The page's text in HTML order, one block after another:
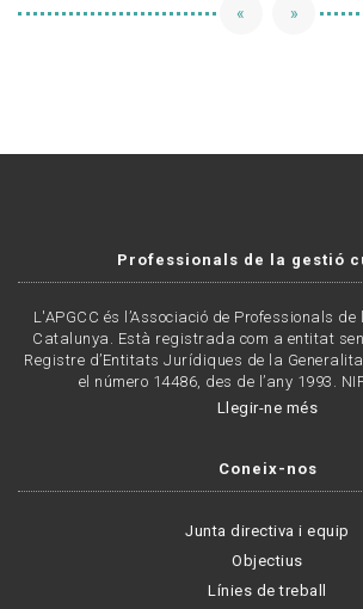
« »
Professionals de la gestió
L'APGCC és l’Associació de Professionals
Catalunya. Està registrada com a entitat
Registre d’Entitats Jurídiques de la
el número 14486, des de l’any 1993.
Llegir-ne més
Coneix-nos
Junta directiva i equip
Objectius
Línies de treball